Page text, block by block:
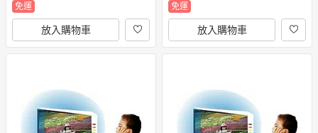
免運
放入購物車
免運
放入購物車